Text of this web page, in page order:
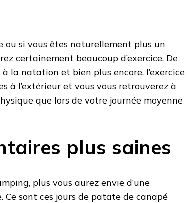
ou si vous êtes naturellement plus un
certainement beaucoup d’exercice. De
à la natation et bien plus encore, l’exercice
à l’extérieur et vous vous retrouverez à
que lors de votre journée moyenne
plus saines
plus vous aurez envie d’une
sont ces jours de patate de canapé